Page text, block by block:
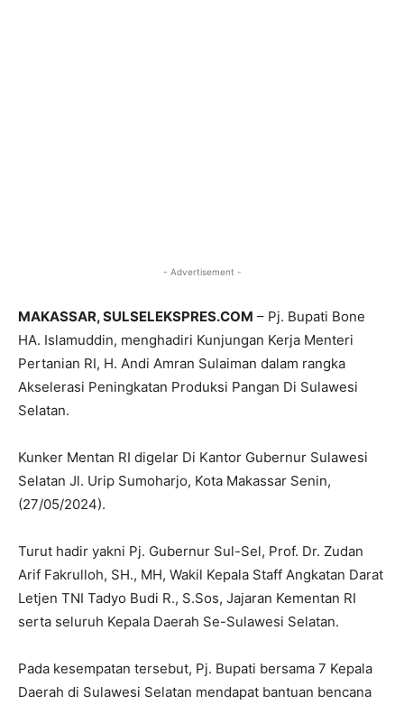
- Advertisement -
MAKASSAR, SULSELEKSPRES.COM – Pj. Bupati Bone
HA. Islamuddin, menghadiri Kunjungan Kerja Menteri
Pertanian RI, H. Andi Amran Sulaiman dalam rangka
Akselerasi Peningkatan Produksi Pangan Di Sulawesi
Selatan.
Kunker Mentan RI digelar Di Kantor Gubernur Sulawesi
Selatan Jl. Urip Sumoharjo, Kota Makassar Senin,
(27/05/2024).
Turut hadir yakni Pj. Gubernur Sul-Sel, Prof. Dr. Zudan
Arif Fakrulloh, SH., MH, Wakil Kepala Staff Angkatan Darat
Letjen TNI Tadyo Budi R., S.Sos, Jajaran Kementan RI
serta seluruh Kepala Daerah Se-Sulawesi Selatan.
Pada kesempatan tersebut, Pj. Bupati bersama 7 Kepala
Daerah di Sulawesi Selatan mendapat bantuan bencana